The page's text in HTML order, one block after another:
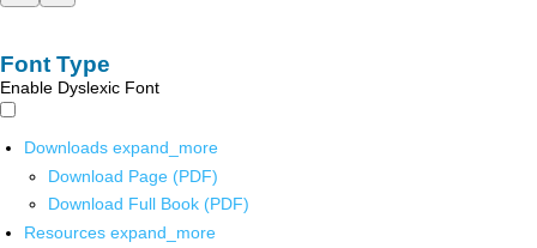
Font Type
Enable Dyslexic Font
Downloads expand_more
Download Page (PDF)
Download Full Book (PDF)
Resources expand_more